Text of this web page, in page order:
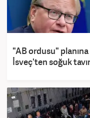
"AB ordusu" planına
İsveç'ten soğuk tavır